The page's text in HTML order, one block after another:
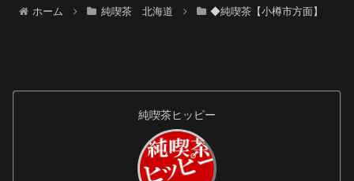
ホーム 純喫茶 北海道 ◆純喫茶【小樽市方面】
純喫茶ヒッピー